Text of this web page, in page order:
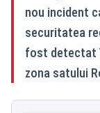
nou incident
securitatea
fost detectat
zona satului